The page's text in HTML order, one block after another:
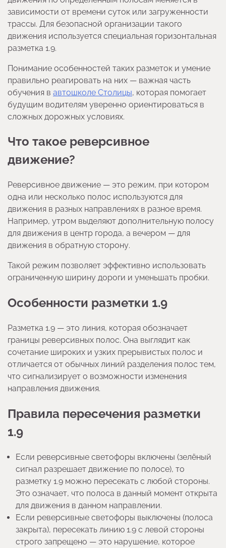
зависимости от времени суток или загруженности
трассы. Для безопасной организации такого
движения используется специальная горизонтальная
разметка 1.9.
Понимание особенностей таких разметок и умение
правильно реагировать на них — важная часть
обучения в автошколе Столицы, которая помогает
будущим водителям уверенно ориентироваться в
сложных дорожных условиях.
Что такое реверсивное
движение?
Реверсивное движение — это режим, при котором
одна или несколько полос используются для
движения в разных направлениях в разное время.
Например, утром выделяют дополнительную полосу
для движения в центр города, а вечером — для
движения в обратную сторону.
Такой режим позволяет эффективно использовать
ограниченную ширину дороги и уменьшать пробки.
Особенности разметки 1.9
Разметка 1.9 — это линия, которая обозначает
границы реверсивных полос. Она выглядит как
сочетание широких и узких прерывистых полос и
отличается от обычных линий разделения полос тем,
что сигнализирует о возможности изменения
направления движения.
Правила пересечения разметки
1.9
Если реверсивные светофоры включены (зелёный
сигнал разрешает движение по полосе), то
разметку 1.9 можно пересекать с любой стороны.
Это означает, что полоса в данный момент открыта
для движения в данном направлении.
Если реверсивные светофоры выключены (полоса
закрыта), пересекать линию 1.9 с левой стороны
строго запрещено — это нарушение, которое